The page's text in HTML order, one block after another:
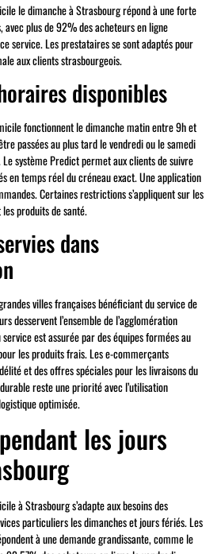
le dimanche à Strasbourg répond à une forte
avec plus de 92% des acheteurs en ligne
service. Les prestataires se sont adaptés pour
aux clients strasbourgeois.
disponibles
fonctionnent le dimanche matin entre 9h et
passées au plus tard le vendredi ou le samedi
système Predict permet aux clients de suivre
en temps réel du créneau exact. Une application
Certaines restrictions s’appliquent sur les
produits de santé.
dans
villes françaises bénéficiant du service de
desservent l’ensemble de l’agglomération
est assurée par des équipes formées au
les produits frais. Les e-commerçants
et des offres spéciales pour les livraisons du
reste une priorité avec l’utilisation
optimisée.
les jours
à Strasbourg s’adapte aux besoins des
particuliers les dimanches et jours fériés. Les
à une demande grandissante, comme le